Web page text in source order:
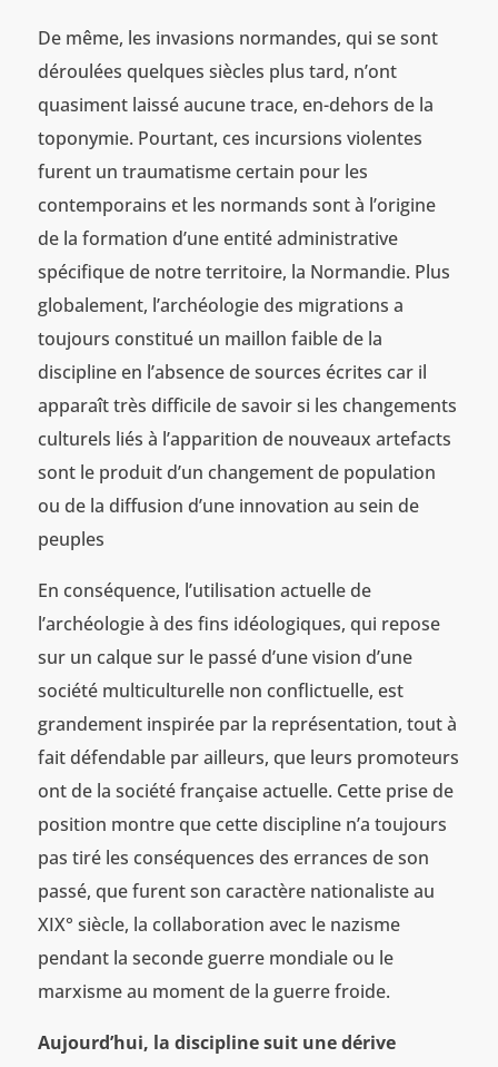
De même, les invasions normandes, qui se sont
déroulées quelques siècles plus tard, n’ont
quasiment laissé aucune trace, en-dehors de la
toponymie. Pourtant, ces incursions violentes
furent un traumatisme certain pour les
contemporains et les normands sont à l’origine
de la formation d’une entité administrative
spécifique de notre territoire, la Normandie. Plus
globalement, l’archéologie des migrations a
toujours constitué un maillon faible de la
discipline en l’absence de sources écrites car il
apparaît très difficile de savoir si les changements
culturels liés à l’apparition de nouveaux artefacts
sont le produit d’un changement de population
ou de la diffusion d’une innovation au sein de
peuples
En conséquence, l’utilisation actuelle de
l’archéologie à des fins idéologiques, qui repose
sur un calque sur le passé d’une vision d’une
société multiculturelle non conflictuelle, est
grandement inspirée par la représentation, tout à
fait défendable par ailleurs, que leurs promoteurs
ont de la société française actuelle. Cette prise de
position montre que cette discipline n’a toujours
pas tiré les conséquences des errances de son
passé, que furent son caractère nationaliste au
XIX° siècle, la collaboration avec le nazisme
pendant la seconde guerre mondiale ou le
marxisme au moment de la guerre froide.
Aujourd’hui, la discipline suit une dérive